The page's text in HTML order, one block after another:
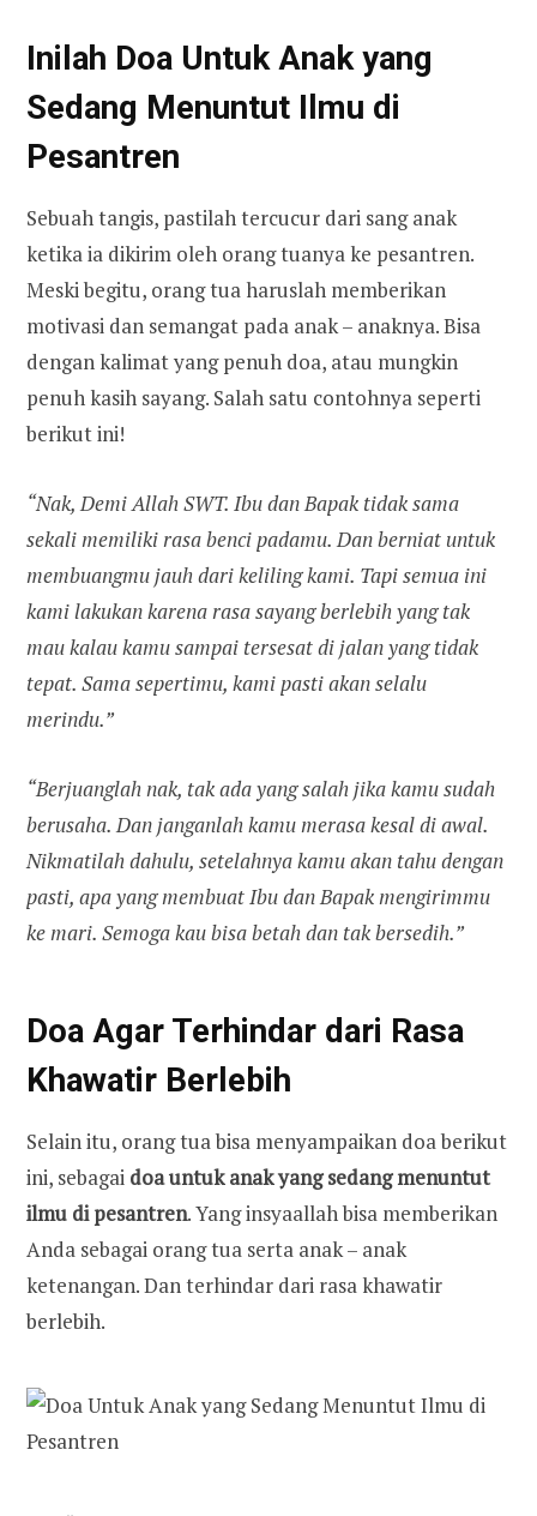
Inilah Doa Untuk Anak yang
Sedang Menuntut Ilmu di
Pesantren
Sebuah tangis, pastilah tercucur dari sang anak
ketika ia dikirim oleh orang tuanya ke pesantren.
Meski begitu, orang tua haruslah memberikan
motivasi dan semangat pada anak – anaknya. Bisa
dengan kalimat yang penuh doa, atau mungkin
penuh kasih sayang. Salah satu contohnya seperti
berikut ini!
“Nak, Demi Allah SWT. Ibu dan Bapak tidak sama
sekali memiliki rasa benci padamu. Dan berniat untuk
membuangmu jauh dari keliling kami. Tapi semua ini
kami lakukan karena rasa sayang berlebih yang tak
mau kalau kamu sampai tersesat di jalan yang tidak
tepat. Sama sepertimu, kami pasti akan selalu
merindu.”
“Berjuanglah nak, tak ada yang salah jika kamu sudah
berusaha. Dan janganlah kamu merasa kesal di awal.
Nikmatilah dahulu, setelahnya kamu akan tahu dengan
pasti, apa yang membuat Ibu dan Bapak mengirimmu
ke mari. Semoga kau bisa betah dan tak bersedih.”
Doa Agar Terhindar dari Rasa
Khawatir Berlebih
Selain itu, orang tua bisa menyampaikan doa berikut
ini, sebagai doa untuk anak yang sedang menuntut
ilmu di pesantren. Yang insyaallah bisa memberikan
Anda sebagai orang tua serta anak – anak
ketenangan. Dan terhindar dari rasa khawatir
berlebih.